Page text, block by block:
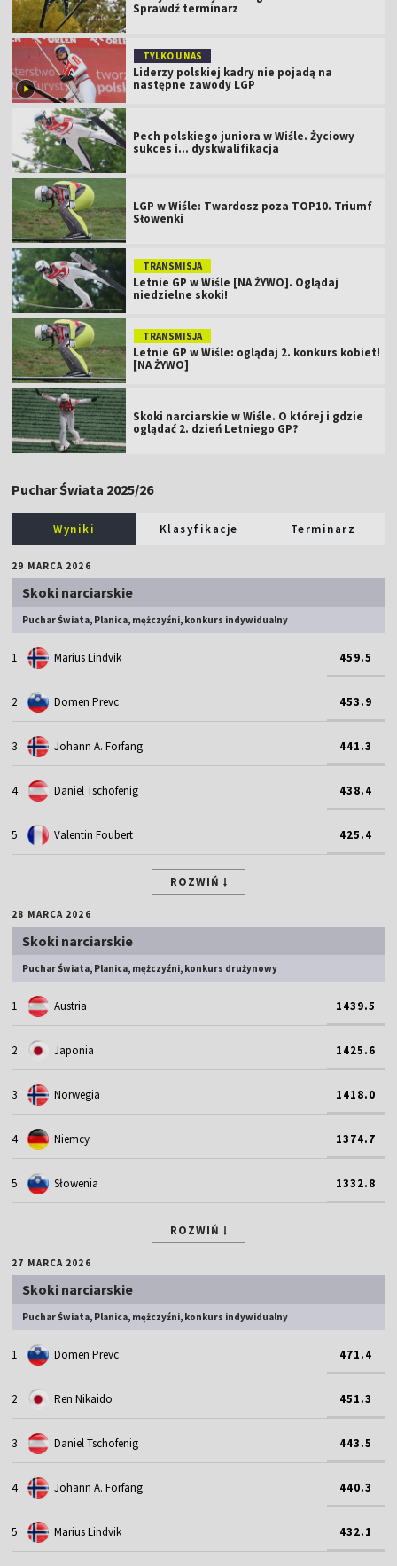
Sprawdź terminarz
TYLKO U NAS
Liderzy polskiej kadry nie pojadą na
następne zawody LGP
Pech polskiego juniora w Wiśle. Życiowy
sukces i... dyskwalifikacja
LGP w Wiśle: Twardosz poza TOP10. Triumf
Słowenki
TRANSMISJA
Letnie GP w Wiśle [NA ŻYWO]. Oglądaj
niedzielne skoki!
TRANSMISJA
Letnie GP w Wiśle: oglądaj 2. konkurs kobiet!
[NA ŻYWO]
Skoki narciarskie w Wiśle. O której i gdzie
oglądać 2. dzień Letniego GP?
Puchar Świata 2025/26
Wyniki Klasyfikacje Terminarz
29 MARCA 2026
Skoki narciarskie
Puchar Świata, Planica, mężczyźni, konkurs indywidualny
1 Marius Lindvik 459.5
2 Domen Prevc 453.9
3 Johann A. Forfang 441.3
4 Daniel Tschofenig 438.4
5 Valentin Foubert 425.4
ROZWIŃ
28 MARCA 2026
Skoki narciarskie
Puchar Świata, Planica, mężczyźni, konkurs drużynowy
1 Austria 1439.5
2 Japonia 1425.6
3 Norwegia 1418.0
4 Niemcy 1374.7
5 Słowenia 1332.8
ROZWIŃ
27 MARCA 2026
Skoki narciarskie
Puchar Świata, Planica, mężczyźni, konkurs indywidualny
1 Domen Prevc 471.4
2 Ren Nikaido 451.3
3 Daniel Tschofenig 443.5
4 Johann A. Forfang 440.3
5 Marius Lindvik 432.1